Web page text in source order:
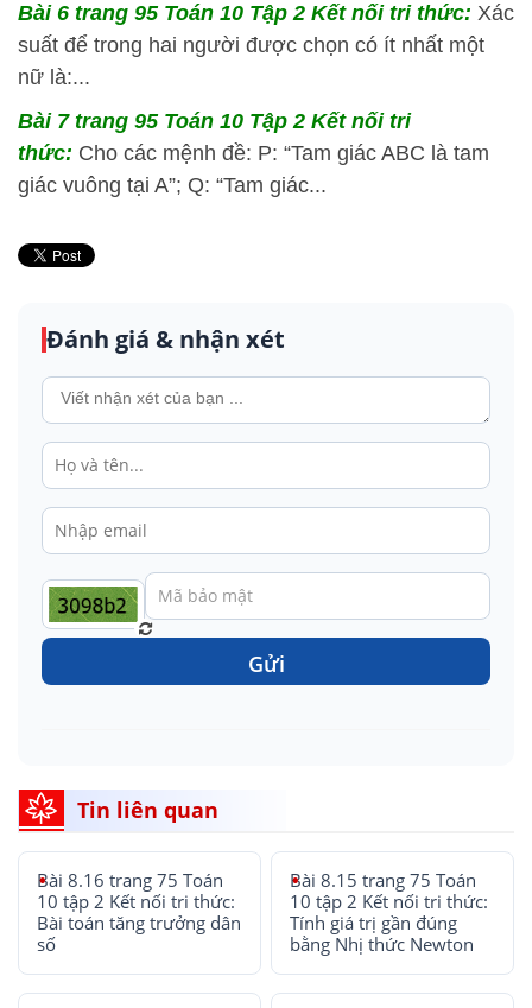
Bài 6 trang 95 Toán 10 Tập 2 Kết nối tri thức: Xác
suất để trong hai người được chọn có ít nhất một
nữ là:...
Bài 7 trang 95 Toán 10 Tập 2 Kết nối tri
thức: Cho các mệnh đề: P: “Tam giác ABC là tam
giác vuông tại A”; Q: “Tam giác...
Đánh giá & nhận xét
Gửi
Tin liên quan
Bài 8.16 trang 75 Toán
10 tập 2 Kết nối tri thức:
Bài toán tăng trưởng dân
số
Bài 8.15 trang 75 Toán
10 tập 2 Kết nối tri thức:
Tính giá trị gần đúng
bằng Nhị thức Newton